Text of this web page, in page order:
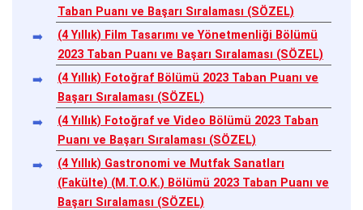
Taban Puanı ve Başarı Sıralaması (SÖZEL)
(4 Yıllık) Film Tasarımı ve Yönetmenliği Bölümü
2023 Taban Puanı ve Başarı Sıralaması (SÖZEL)
(4 Yıllık) Fotoğraf Bölümü 2023 Taban Puanı ve
Başarı Sıralaması (SÖZEL)
(4 Yıllık) Fotoğraf ve Video Bölümü 2023 Taban
Puanı ve Başarı Sıralaması (SÖZEL)
(4 Yıllık) Gastronomi ve Mutfak Sanatları
(Fakülte) (M.T.O.K.) Bölümü 2023 Taban Puanı ve
Başarı Sıralaması (SÖZEL)